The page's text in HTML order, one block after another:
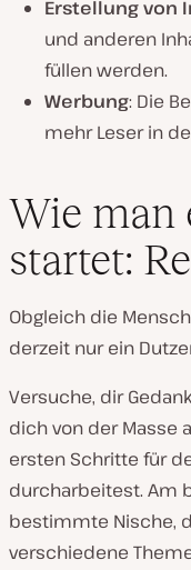
Erstellung von
und anderen
füllen werden.
Werbung: Die
mehr Leser in
Wie man
startet:
Obgleich die
derzeit nur ein
Versuche, dir
dich von der Masse
ersten Schritte für
durcharbeitest. Am
bestimmte Nische,
verschiedene